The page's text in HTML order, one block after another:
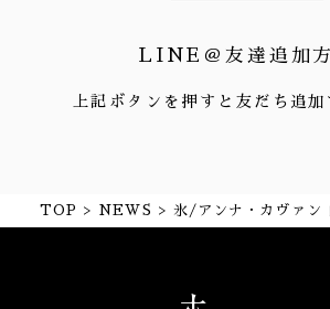
LINE＠友達追加
上記ボタンを押すと友だち追加
TOP NEWS 氷/アンナ・カヴァン